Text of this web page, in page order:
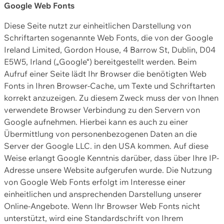
Google Web Fonts
Diese Seite nutzt zur einheitlichen Darstellung von
Schriftarten sogenannte Web Fonts, die von der Google
Ireland Limited, Gordon House, 4 Barrow St, Dublin, D04
E5W5, Irland („Google“) bereitgestellt werden. Beim
Aufruf einer Seite lädt Ihr Browser die benötigten Web
Fonts in Ihren Browser-Cache, um Texte und Schriftarten
korrekt anzuzeigen. Zu diesem Zweck muss der von Ihnen
verwendete Browser Verbindung zu den Servern von
Google aufnehmen. Hierbei kann es auch zu einer
Übermittlung von personenbezogenen Daten an die
Server der Google LLC. in den USA kommen. Auf diese
Weise erlangt Google Kenntnis darüber, dass über Ihre IP-
Adresse unsere Website aufgerufen wurde. Die Nutzung
von Google Web Fonts erfolgt im Interesse einer
einheitlichen und ansprechenden Darstellung unserer
Online-Angebote. Wenn Ihr Browser Web Fonts nicht
unterstützt, wird eine Standardschrift von Ihrem